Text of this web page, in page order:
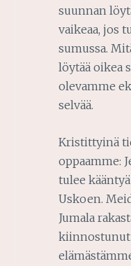
suunnan
vaikeaa, jos
sumussa.
löytää oikea
olevamme
selvää.
Kristittyinä
oppaamme:
tulee
Uskoen.
Jumala
kiinnostunut